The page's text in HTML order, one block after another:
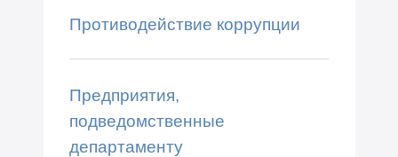
Противодействие коррупции
Предприятия,
подведомственные
департаменту